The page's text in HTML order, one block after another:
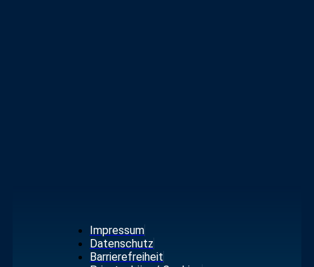
Impressum
Datenschutz
Barrierefreiheit